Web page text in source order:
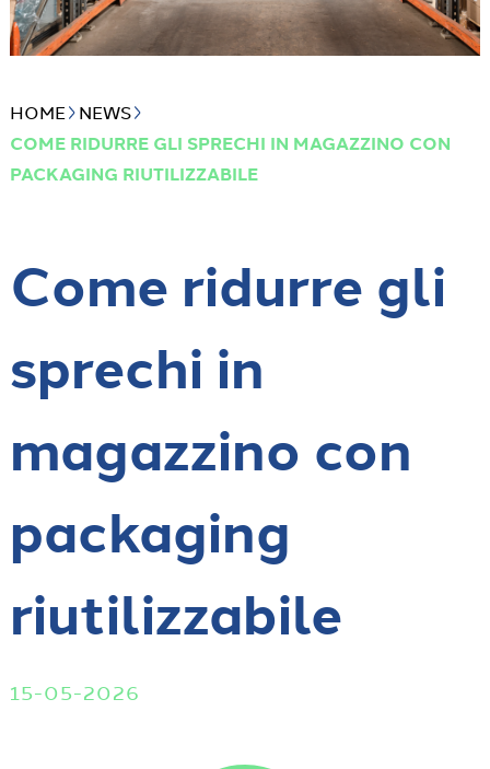
HOME NEWS
COME RIDURRE GLI SPRECHI IN MAGAZZINO CON
PACKAGING RIUTILIZZABILE
Come ridurre gli
sprechi in
magazzino con
packaging
riutilizzabile
15-05-2026